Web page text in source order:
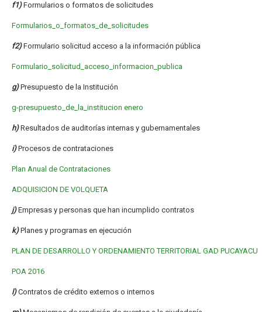
f1)Formularios o formatos de solicitudes
Formularios_o_formatos_de_solicitudes
f2)Formulario solicitud acceso a la información pública
Formulario_solicitud_acceso_informacion_publica
g) Presupuesto de la Institución
g-presupuesto_de_la_institucion enero
h)Resultados de auditorías internas y gubernamentales
i) Procesos de contrataciones
Plan Anual de Contrataciones
ADQUISICION DE VOLQUETA
j) Empresas y personas que han incumplido contratos
k) Planes y programas en ejecución
PLAN DE DESARROLLO Y ORDENAMIENTO TERRITORIAL GAD PUCAYACU
POA 2016
l) Contratos de crédito externos o internos